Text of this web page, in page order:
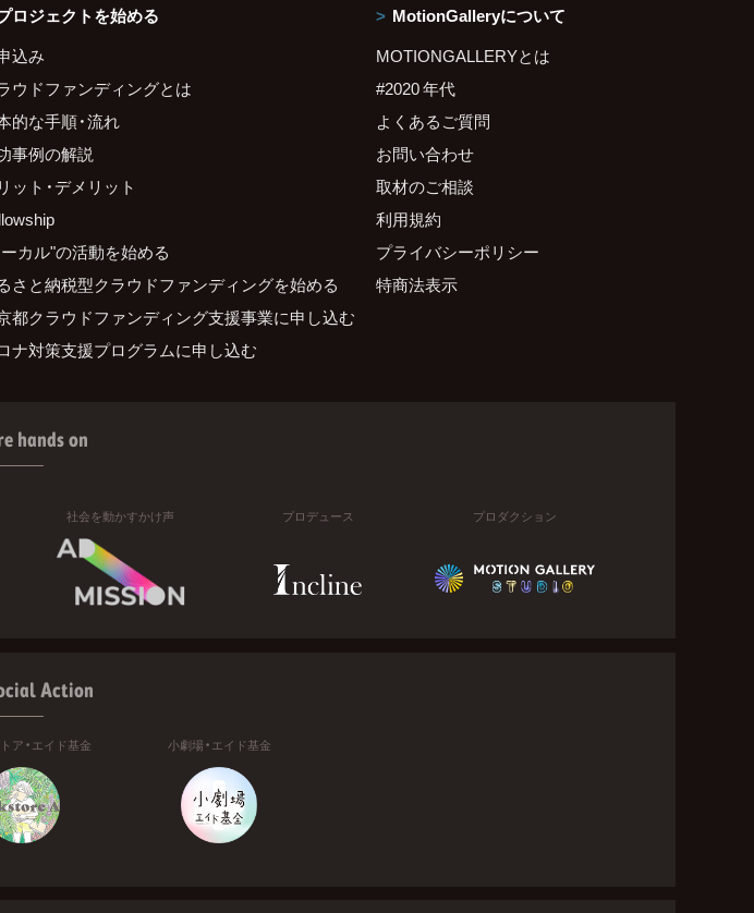
ロジェクトを始める
込み
ウドファンディングとは
的な手順・流れ
事例の解説
ット・デメリット
カル"の活動を始める
さと納税型クラウドファンディングを始める
都クラウドファンディング支援事業に申し込む
ナ対策支援プログラムに申し込む
MotionGalleryについて
MOTIONGALLERYとは
#2020 年代
よくあるご質問
お問い合わせ
取材のご相談
利用規約
プライバシーポリシー
特商法表示
hands on
社会を動かすかけ声 プロデュース プロダクション
Action
ア・エイド基金 小劇場・エイド基金